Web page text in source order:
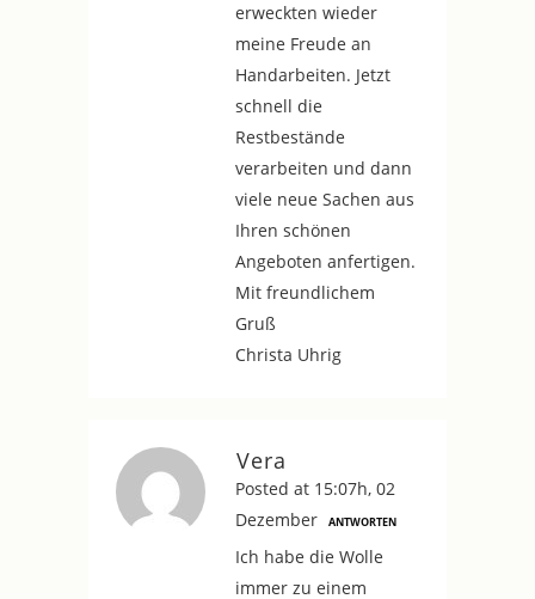
erweckten wieder
meine Freude an
Handarbeiten. Jetzt
schnell die
Restbestände
verarbeiten und dann
viele neue Sachen aus
Ihren schönen
Angeboten anfertigen.
Mit freundlichem
Gruß
Christa Uhrig
Vera
Posted at 15:07h, 02
Dezember
ANTWORTEN
Ich habe die Wolle
immer zu einem